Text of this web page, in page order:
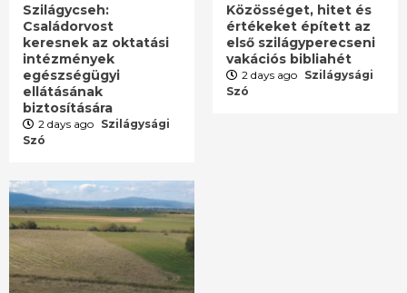
Szilágycseh:
Családorvost
keresnek az oktatási
intézmények
egészségügyi
ellátásának
biztosítására
2 days ago Szilágysági
Szó
Közösséget, hitet és
értékeket épített az
első szilágyperecseni
vakációs bibliahét
2 days ago Szilágysági
Szó